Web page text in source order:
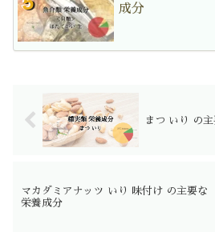
成分
まつ いり の
マカダミアナッツ いり 味付け の主要な
栄養成分